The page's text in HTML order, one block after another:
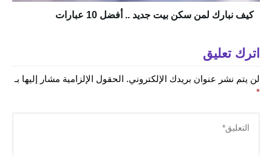
كيف نبارك لمن سكن بيت جديد .. أفضل 10 عبارات
اترك تعليق
لن يتم نشر عنوان بريدك الإلكتروني. الحقول الإلزامية مشار إليها بـ
*